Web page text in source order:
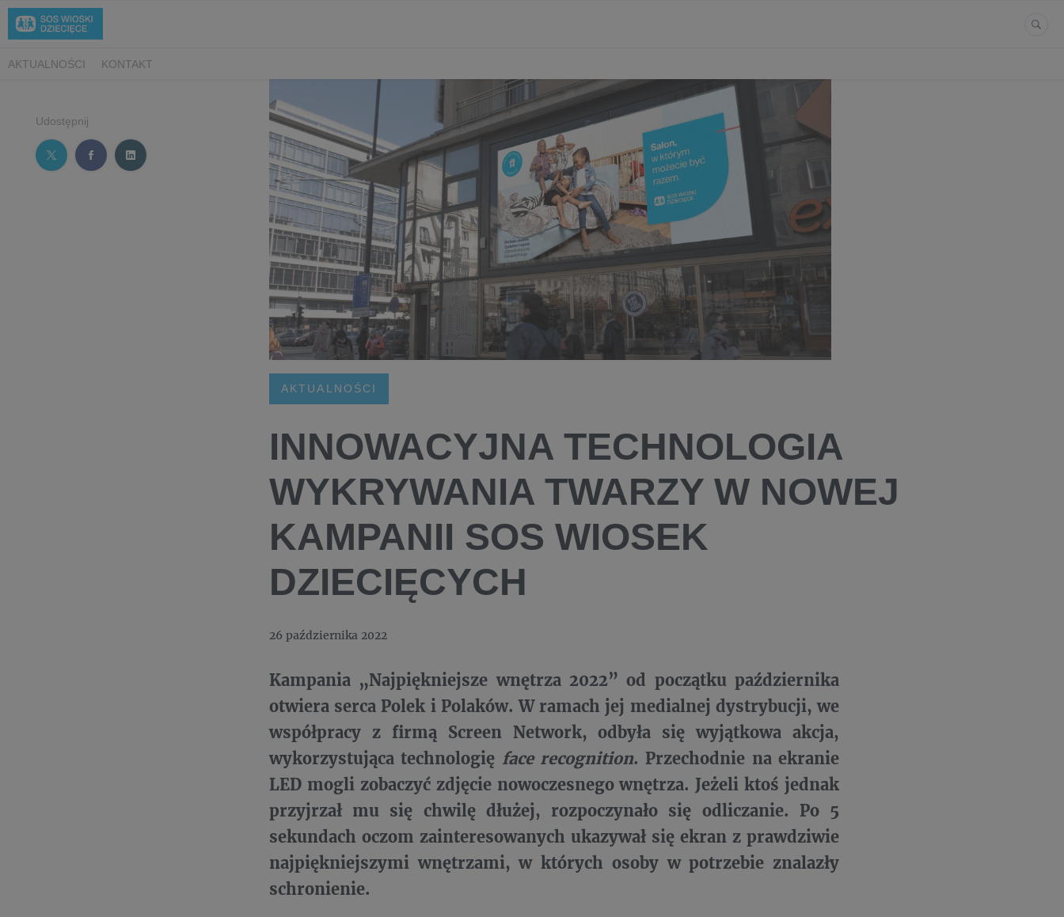
AKTUALNOŚCI KONTAKT
Udostępnij
AKTUALNOŚCI
INNOWACYJNA TECHNOLOGIA
WYKRYWANIA TWARZY W NOWEJ
KAMPANII SOS WIOSEK
DZIECIĘCYCH
26 października 2022
Kampania „Najpiękniejsze wnętrza 2022” od początku października
otwiera serca Polek i Polaków. W ramach jej medialnej dystrybucji, we
współpracy z firmą Screen Network, odbyła się wyjątkowa akcja,
wykorzystująca technologię face recognition. Przechodnie na ekranie
LED mogli zobaczyć zdjęcie nowoczesnego wnętrza. Jeżeli ktoś jednak
przyjrzał mu się chwilę dłużej, rozpoczynało się odliczanie. Po 5
sekundach oczom zainteresowanych ukazywał się ekran z prawdziwie
najpiękniejszymi wnętrzami, w których osoby w potrzebie znalazły
schronienie.